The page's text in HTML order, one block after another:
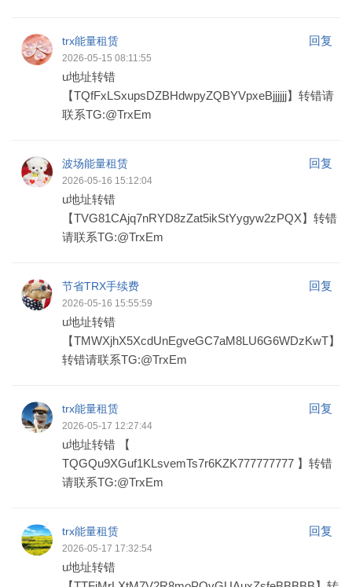
trx能量租赁 回复
2026-05-15 08:11:55
u地址转错
【TQfFxLSxupsDZBHdwpyZQBYVpxeBjjjjjj】转错请
联系TG:@TrxEm
波场能量租赁 回复
2026-05-16 15:12:04
u地址转错
【TVG81CAjq7nRYD8zZat5ikStYygyw2zPQX】转错
请联系TG:@TrxEm
节省TRX手续费 回复
2026-05-16 15:55:59
u地址转错
【TMWXjhX5XcdUnEgveGC7aM8LU6G6WDzKwT】
转错请联系TG:@TrxEm
trx能量租赁 回复
2026-05-17 12:27:44
u地址转错 【
TQGQu9XGuf1KLsvemTs7r6KZK777777777 】转错
请联系TG:@TrxEm
trx能量租赁 回复
2026-05-17 17:32:54
u地址转错